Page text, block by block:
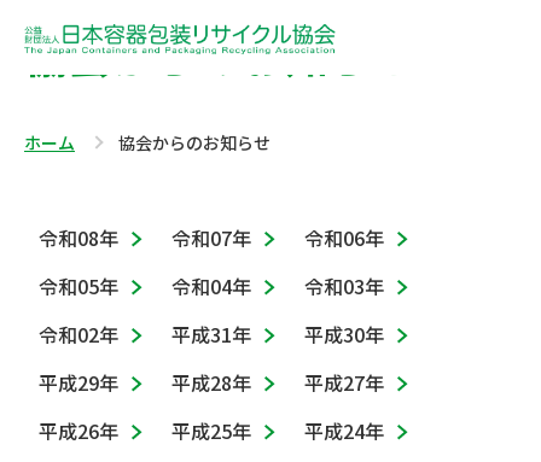
協会からのお知らせ
ホーム 協会からのお知らせ
令和08年 令和07年
令和06年
令和05年
令和04年
令和03年
令和02年
平成31年
平成30年
平成29年
平成28年
平成27年
平成26年
平成25年
平成24年